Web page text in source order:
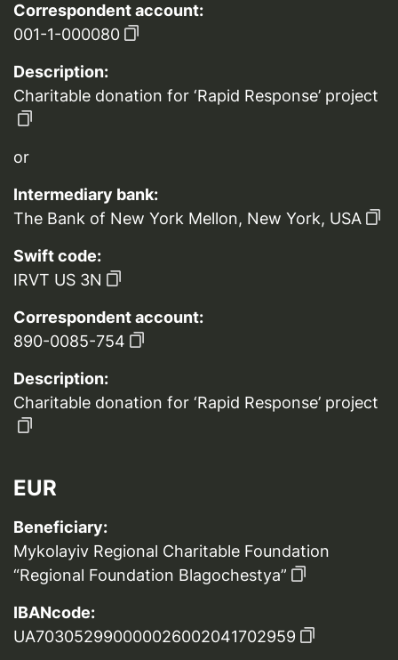
Correspondent account:
001-1-000080
Description:
Charitable donation for ‘Rapid Response’ project
or
Intermediary bank:
The Bank of New York Mellon, New York, USA
Swift code:
IRVT US 3N
Correspondent account:
890-0085-754
Description:
Charitable donation for ‘Rapid Response’ project
EUR
Beneficiary:
Mykolayiv Regional Charitable Foundation
“Regional Foundation Blagochestya”
IBANcode:
UA703052990000026002041702959